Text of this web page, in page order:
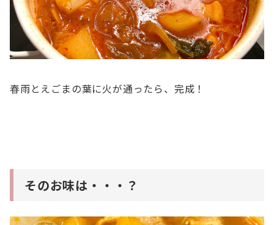
春雨とえごまの葉に火が通ったら、完成！
そのお味は・・・？